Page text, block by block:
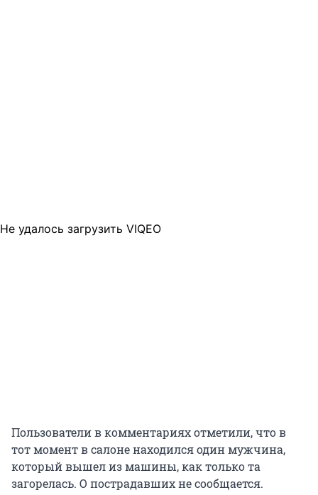
Не удалось загрузить VIQEO
Пользователи в комментариях отметили, что в
тот момент в салоне находился один мужчина,
который вышел из машины, как только та
загорелась. О пострадавших не сообщается.